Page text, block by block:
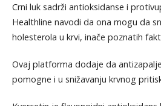
Crni luk sadrži antioksidanse i
Healthline navodi da ona mogu da
holesterola u krvi, inače poznatih
Ovaj platforma dodaje da
pomogne i u snižavanju krvnog